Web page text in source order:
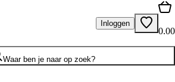
Inloggen
0.00
Waar ben je naar op zoek?